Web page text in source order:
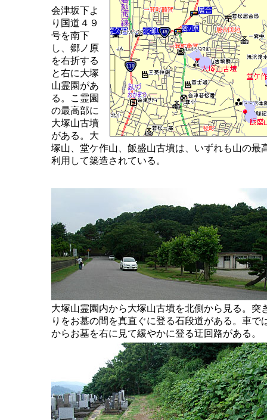
会津坂下よ
り国道４９
号を南下
し、郷ノ原
を右折する
と右に大塚
山霊園があ
る。こ霊園
の最高部に
大塚山古墳
がある。大
塚山、堂ケ作山、飯盛山古墳は、いずれも山の最
利用して築造されている。
大塚山霊園内から大塚山古墳を北側から見る。突
りをお墓の間を真直ぐに登る石段道がある。車で
からお墓を右に見て緩やかに登る迂回路がある。